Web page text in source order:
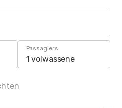
Passagiers
1 volwassene